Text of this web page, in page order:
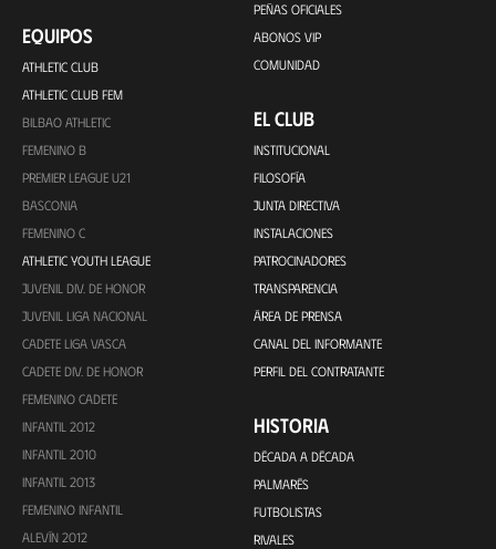
EQUIPOS
ATHLETIC CLUB
ATHLETIC CLUB FEM
BILBAO ATHLETIC
FEMENINO B
PREMIER LEAGUE U21
BASCONIA
FEMENINO C
ATHLETIC YOUTH LEAGUE
JUVENIL DIV. DE HONOR
JUVENIL LIGA NACIONAL
CADETE LIGA VASCA
CADETE DIV. DE HONOR
FEMENINO CADETE
INFANTIL 2012
INFANTIL 2010
INFANTIL 2013
FEMENINO INFANTIL
ALEVÍN 2012
PEÑAS OFICIALES
ABONOS VIP
COMUNIDAD
EL CLUB
INSTITUCIONAL
FILOSOFÍA
JUNTA DIRECTIVA
INSTALACIONES
PATROCINADORES
TRANSPARENCIA
ÁREA DE PRENSA
CANAL DEL INFORMANTE
PERFIL DEL CONTRATANTE
HISTORIA
DÉCADA A DÉCADA
PALMARÉS
FUTBOLISTAS
RIVALES